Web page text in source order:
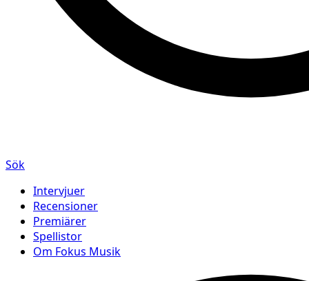
Sök
Intervjuer
Recensioner
Premiärer
Spellistor
Om Fokus Musik